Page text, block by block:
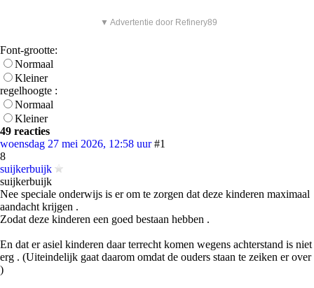
▼ Advertentie door Refinery89
Font-grootte:
Normaal
Kleiner
regelhoogte :
Normaal
Kleiner
49 reacties
woensdag 27 mei 2026, 12:58 uur #1
8
suijkerbuijk
suijkerbuijk
Nee speciale onderwijs is er om te zorgen dat deze kinderen maximaal
aandacht krijgen .
Zodat deze kinderen een goed bestaan hebben .
En dat er asiel kinderen daar terrecht komen wegens achterstand is niet
erg . (Uiteindelijk gaat daarom omdat de ouders staan te zeiken er over
)